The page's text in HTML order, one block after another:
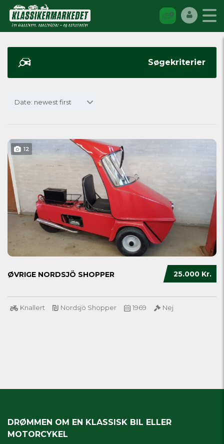
Søgekriterier
Date: newest first
12
25.000 Kr.
ØVRIGE NORDSJÖ SHOPPER
Knallert Nordsjö Shopper 1969 Nej
DRØMMEN OM EN KLASSISK BIL ELLER
MOTORCYKEL